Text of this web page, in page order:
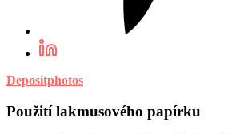
Depositphotos
Použití lakmusového papírku